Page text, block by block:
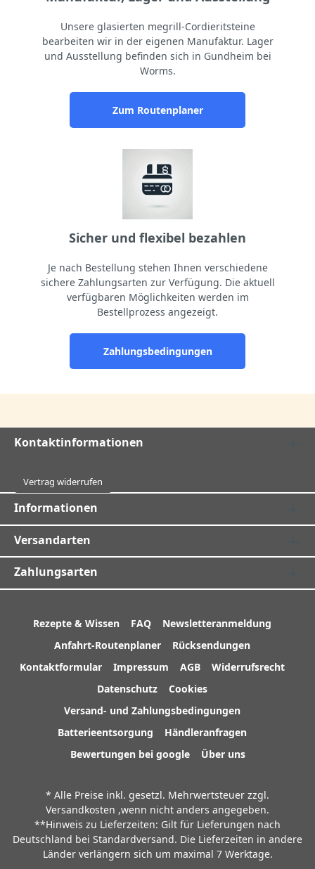
Unsere glasierten megrill-Cordieritsteine
bearbeiten wir in der eigenen Manufaktur. Lager
und Ausstellung befinden sich in Gundheim bei
Worms.
Zum Routenplaner
Sicher und flexibel bezahlen
Je nach Bestellung stehen Ihnen verschiedene
sichere Zahlungsarten zur Verfügung. Die aktuell
verfügbaren Möglichkeiten werden im
Bestellprozess angezeigt.
Zahlungsbedingungen
Kontaktinformationen
Vertrag widerrufen
Informationen
Versandarten
Zahlungsarten
Rezepte & Wissen FAQ
Newsletteranmeldung
Anfahrt-Routenplaner
Rücksendungen
Kontaktformular
Impressum AGB
Widerrufsrecht
Datenschutz
Cookies
Versand- und Zahlungsbedingungen
Batterieentsorgung
Händleranfragen
Bewertungen bei google
Über uns
* Alle Preise inkl. gesetzl. Mehrwertsteuer zzgl.
Versandkosten ,wenn nicht anders angegeben.
**Hinweis zu Lieferzeiten: Gilt für Lieferungen nach
Deutschland bei Standardversand. Die Lieferzeiten in andere
Länder verlängern sich um maximal 7 Werktage.